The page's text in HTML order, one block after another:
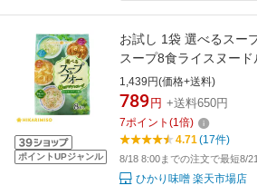
ポイントUPジャンル
お試し 1袋 選べるスー
スープ8食ライスヌー
ク インスタント スープ
式 ベトナム 乾麺 お弁
カロリー ヘルシー パッ
1,439円(価格+送料)
789 円 +送料650円
7ポイント (1倍)
4.71(17件)
8/18 8:00までの注文で最短8/
ひかり味噌 楽天市場店